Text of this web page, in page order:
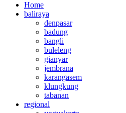
Home
baliraya
denpasar
badung
bangli
buleleng
gianyar
jembrana
karangasem
klungkung
tabanan
regional